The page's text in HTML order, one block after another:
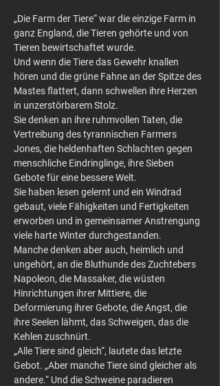
„Die Farm der Tiere“ war die einzige Farm in
ganz England, die Tieren gehörte und von
Tieren bewirtschaftet wurde.
Und wenn die Tiere das Gewehr knallen
hören und die grüne Fahne an der Spitze des
Mastes flattert, dann schwellen ihre Herzen
in unzerstörbarem Stolz.
Sie denken an ihre ruhmvollen Taten, die
Vertreibung des tyrannischen Farmers
Jones, die heldenhaften Schlachten gegen
menschliche Eindringlinge, ihre Sieben
Gebote für eine bessere Welt.
Sie haben lesen gelernt und ein Windrad
gebaut, viele Fähigkeiten und Fertigkeiten
erworben und in gemeinsamer Anstrengung
viele harte Winter durchgestanden.
Manche denken aber auch, heimlich und
ungehört, an die Bluthunde des Zuchtebers
Napoleon, die Massaker, die wüsten
Hinrichtungen ihrer Mittiere, die
Deformierung ihrer Gebote, die Angst, die
ihre Seelen lähmt, das Schweigen, das die
Kehlen zuschnürt.
„Alle Tiere sind gleich“, lautete das letzte
Gebot. „Aber manche Tiere sind gleicher als
andere.“ Und die Schweine paradieren